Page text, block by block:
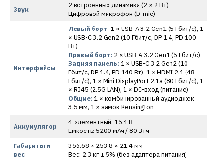
Звук
2 встроенных динамика (2 × 2 Вт)
Цифровой микрофон (D-mic)
Интерфейсы
Левый борт: 1 × USB-A 3.2 Gen1 (5 Гбит/с), 1
× USB-C 3.2 Gen2 (10 Гбит/с, DP 1.4, PD 100
Вт)
Правый борт: 2 × USB-A 3.2 Gen1 (5 Гбит/с)
Задняя панель: 1 × USB-C 3.2 Gen2 (10
Гбит/с, DP 1.4, PD 140 Вт), 1 × HDMI 2.1 (48
Гбит/с), 1 × Mini DisplayPort 2.1a (80 Гбит/с), 1
× RJ45 (2.5G LAN), 1 × DC-вход (питание)
Общие: 1 × комбинированный аудиоджек
3.5 мм, 1 × замок Kensington
Аккумулятор
4-элементный, 15.4 В
Емкость: 5200 мАч / 80 Втч
Габариты и
вес
356.68 × 253.8 × 21.4 мм
Вес: 2.3 кг ± 5% (без адаптера питания)